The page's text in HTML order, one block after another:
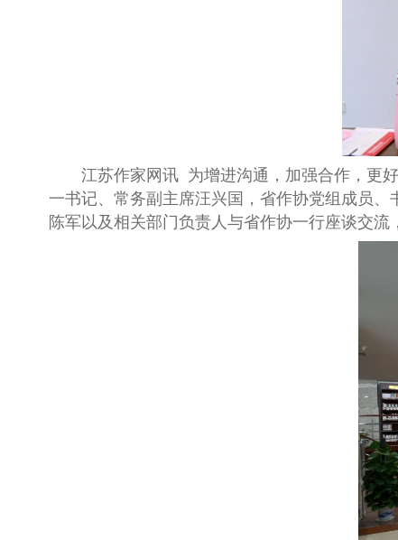
江苏作家网讯 为增进沟通，加强合作，更
一书记、常务副主席汪兴国，省作协党组成员
陈军以及相关部门负责人与省作协一行座谈交流